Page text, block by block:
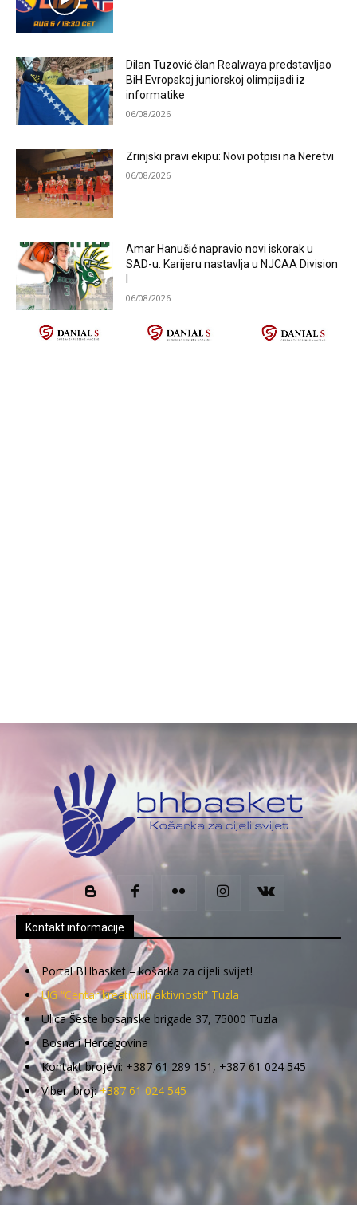
Dilan Tuzović član Realwaya predstavljao
BiH Evropskoj juniorskoj olimpijadi iz
informatike
06/08/2026
Zrinjski pravi ekipu: Novi potpisi na Neretvi
06/08/2026
Amar Hanušić napravio novi iskorak u
SAD-u: Karijeru nastavlja u NJCAA Division
06/08/2026
Kontakt informacije
Portal BHbasket – košarka za cijeli svijet!
UG “Centar kreativnih aktivnosti” Tuzla
Ulica Šeste bosanske brigade 37, 75000 Tuzla
Bosna i Hercegovina
Kontakt brojevi: +387 61 289 151, +387 61 024 545
Viber broj:+387 61 024 545